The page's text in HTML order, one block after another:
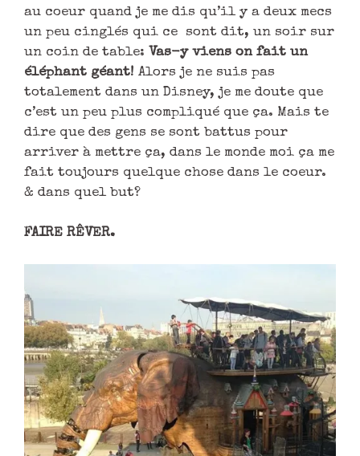
au coeur quand je me dis qu’il y a deux mecs
un peu cinglés qui ce sont dit, un soir sur
un coin de table: Vas-y viens on fait un
éléphant géant! Alors je ne suis pas
totalement dans un Disney, je me doute que
c’est un peu plus compliqué que ça. Mais te
dire que des gens se sont battus pour
arriver à mettre ça, dans le monde moi ça me
fait toujours quelque chose dans le coeur.
& dans quel but?
FAIRE RÊVER.